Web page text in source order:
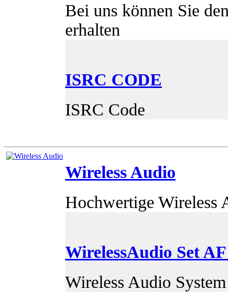
Bei uns können Sie
erhalten
ISRC CODE
ISRC Code
Wireless Audio
Hochwertige Wireless
WirelessAudio Set
Wireless Audio